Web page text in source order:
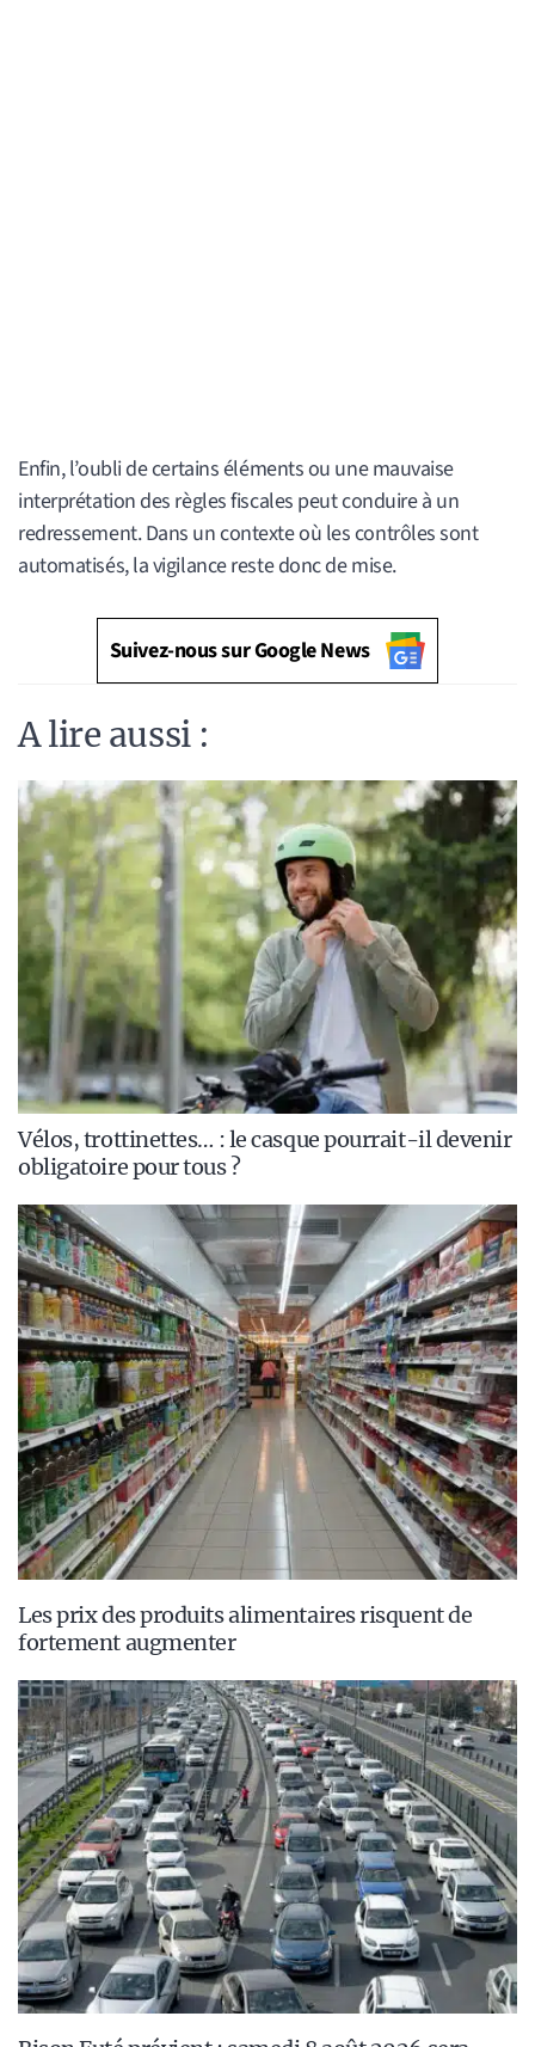
Enfin, l’oubli de certains éléments ou une mauvaise
interprétation des règles fiscales peut conduire à un
redressement. Dans un contexte où les contrôles sont
automatisés, la vigilance reste donc de mise.
Suivez-nous sur Google News
A lire aussi :
Vélos, trottinettes… : le casque pourrait-il devenir
obligatoire pour tous ?
Les prix des produits alimentaires risquent de
fortement augmenter